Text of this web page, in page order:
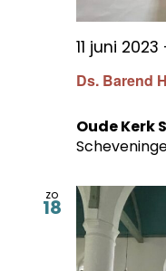
Ds. Barend
11 juni 2023
Oude Kerk
zo
18